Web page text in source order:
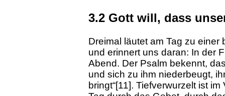
3.2 Gott will, dass
Dreimal läutet am Tag zu
und erinnert uns daran: In der
Abend. Der Psalm bekennt,
und sich zu ihm niederbeugt,
bringt“[11]. Tiefverwurzelt ist